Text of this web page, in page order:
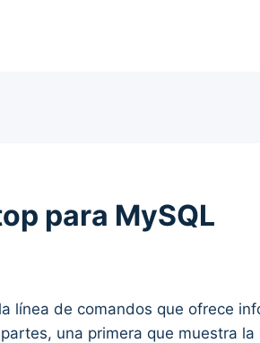
para MySQL
línea de comandos que ofrece
una primera que muestra